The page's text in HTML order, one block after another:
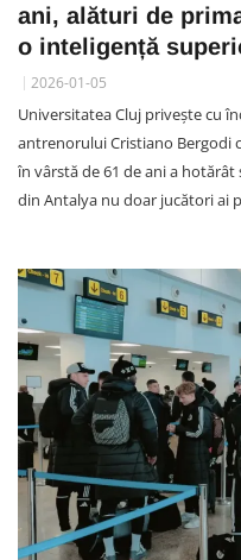
ani, alături de
o inteligență
2026-01-05
Universitatea Cluj privește cu
antrenorului Cristiano Bergodi
în vârstă de 61 de ani a
din Antalya nu doar jucători ai